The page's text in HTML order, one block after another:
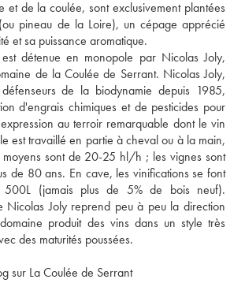
et de la coulée, sont exclusivement plantées
pineau de la Loire), un cépage apprécié
et sa puissance aromatique.
détenue en monopole par Nicolas Joly,
de la Coulée de Serrant. Nicolas Joly,
de la biodynamie depuis 1985,
d'engrais chimiques et de pesticides pour
au terroir remarquable dont le vin
est travaillé en partie à cheval ou à la main,
moyens sont de 20-25 hl/h ; les vignes sont
de 80 ans. En cave, les vinifications se font
(jamais plus de 5% de bois neuf).
Nicolas Joly reprend peu à peu la direction
produit des vins dans un style très
des maturités poussées.
sur La Coulée de Serrant